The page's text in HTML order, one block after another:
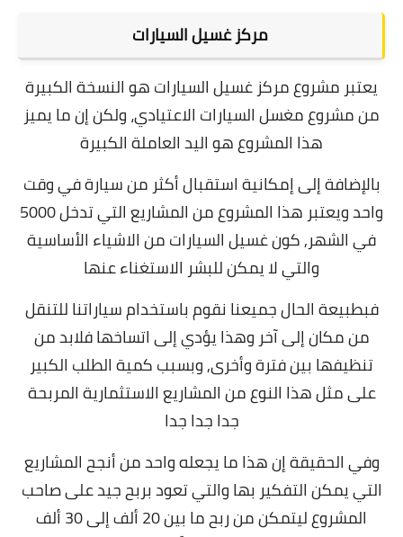
مركز غسيل السيارات
يعتبر مشروعمركز غسيل السياراتهو النسخة الكبيرة
من مشروع مغسل السيارات الاعتيادي، ولكن إن ما يميز
هذا المشروع هو اليد العاملة الكبيرة
بالإضافة إلى إمكانية استقبال أكثر من سيارة في وقت
واحد ويعتبر هذا المشروع من المشاريع التي تدخل5000
في الشهر, كون غسيل السيارات من الاشياء الأساسية
والتي لا يمكن للبشر الاستغناء عنها
فبطبيعة الحال جميعنا نقوم باستخدام سياراتنا للتنقل
من مكان إلى آخر وهذا يؤدي إلى اتساخها فلابد من
تنظيفها بين فترة وأخرى, وبسبب كمية الطلب الكبير
على مثل هذا النوع من المشاريع الاستثمارية المربحة
جدا جدا جدا
وفي الحقيقة إن هذا ما يجعله واحد من أنجح المشاريع
التي يمكن التفكير بها والتي تعود بربح جيد على صاحب
المشروع ليتمكن من ربح ما بين 20 ألف إلى 30 ألف